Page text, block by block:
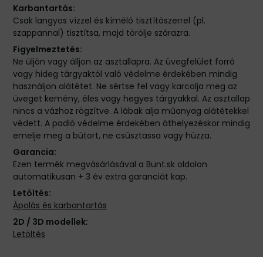
Karbantartás:
Csak langyos vízzel és kímélő tisztítószerrel (pl.
szappannal) tisztítsa, majd törölje szárazra.
Figyelmeztetés:
Ne üljön vagy álljon az asztallapra. Az üvegfelület forró
vagy hideg tárgyaktól való védelme érdekében mindig
használjon alátétet. Ne sértse fel vagy karcolja meg az
üveget kemény, éles vagy hegyes tárgyakkal. Az asztallap
nincs a vázhoz rögzítve. A lábak alja műanyag alátétekkel
védett. A padló védelme érdekében áthelyezéskor mindig
emelje meg a bútort, ne csúsztassa vagy húzza.
Garancia:
Ezen termék megvásárlásával a Bunt.sk oldalon
automatikusan + 3 év extra garanciát kap.
Letöltés:
Ápolás és karbantartás
2D / 3D modellek:
Letöltés